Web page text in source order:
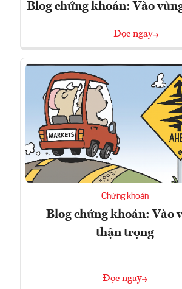
Blog chứng khoán: Vào
Đọc ngay
Chứng khoán
Blog chứng khoán: Vào
thận trọng
Đọc ngay